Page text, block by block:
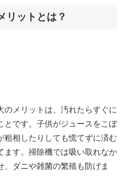
リットとは？
のメリットは、汚れたらすぐに
とです。子供がジュースをこぼ
粗相したりしても慌てずに済む
ます。掃除機では吸い取れなか
、ダニや雑菌の繁殖も防げま